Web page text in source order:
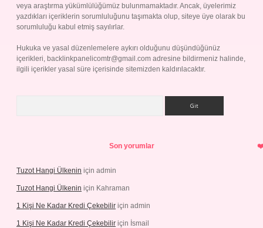
veya araştırma yükümlülüğümüz bulunmamaktadır. Ancak, üyelerimiz
yazdıkları içeriklerin sorumluluğunu taşımakta olup, siteye üye olarak bu
sorumluluğu kabul etmiş sayılırlar.
Hukuka ve yasal düzenlemelere aykırı olduğunu düşündüğünüz
içerikleri, backlinkpanelicomtr@gmail.com adresine bildirmeniz halinde,
ilgili içerikler yasal süre içerisinde sitemizden kaldırılacaktır.
Son yorumlar
Tuzot Hangi Ülkenin için admin
Tuzot Hangi Ülkenin için Kahraman
1 Kişi Ne Kadar Kredi Çekebilir için admin
1 Kişi Ne Kadar Kredi Çekebilir için İsmail